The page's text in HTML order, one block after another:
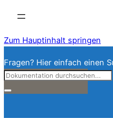
Zum Hauptinhalt springen
Fragen? Hier einfach einen